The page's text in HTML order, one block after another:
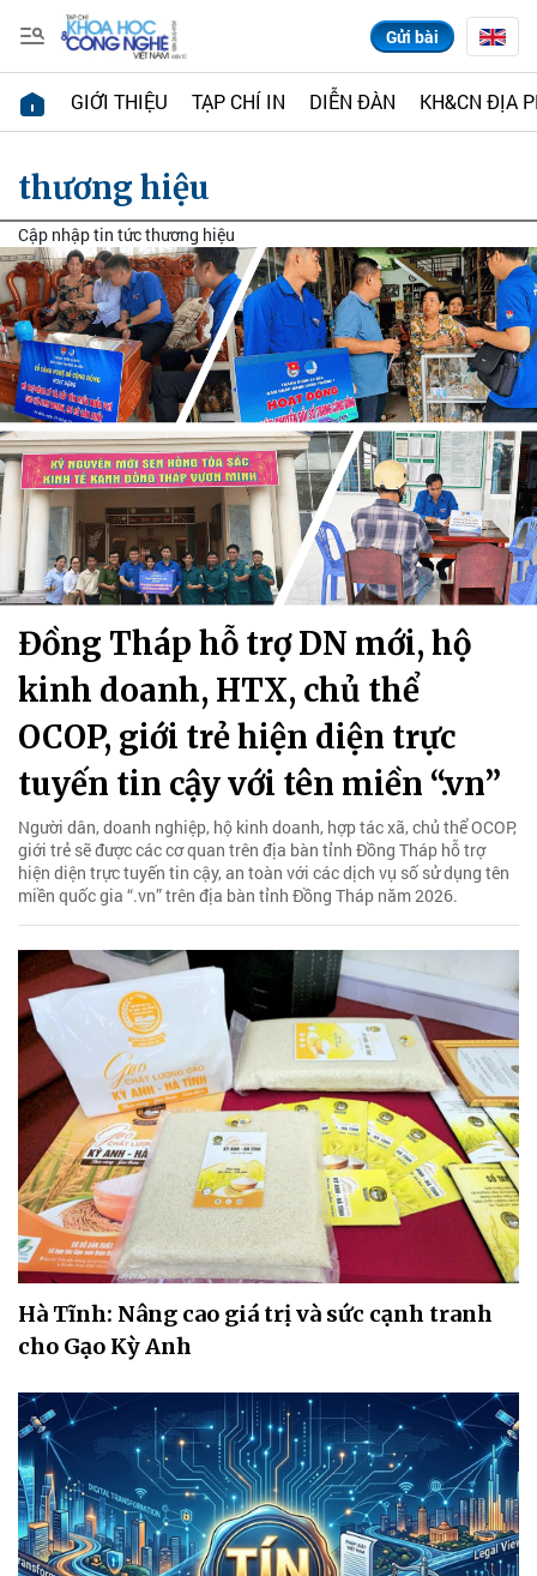
Gửi bài
GIỚI THIỆU TẠP CHÍ IN DIỄN ĐÀN KH&CN ĐỊA
thương hiệu
Cập nhập tin tức thương hiệu
Đồng Tháp hỗ trợ DN mới, hộ
kinh doanh, HTX, chủ thể
OCOP, giới trẻ hiện diện trực
tuyến tin cậy với tên miền “.vn”
Người dân, doanh nghiệp, hộ kinh doanh, hợp tác xã, chủ thể OCOP,
giới trẻ sẽ được các cơ quan trên địa bàn tỉnh Đồng Tháp hỗ trợ
hiện diện trực tuyến tin cậy, an toàn với các dịch vụ số sử dụng tên
miền quốc gia “.vn” trên địa bàn tỉnh Đồng Tháp năm 2026.
Hà Tĩnh: Nâng cao giá trị và sức cạnh tranh
cho Gạo Kỳ Anh